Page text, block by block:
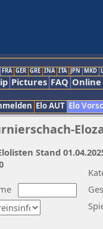
FRA GER GRE INA ITA JPN MKD
Pictures FAQ
Elo AUT Elo
Stand